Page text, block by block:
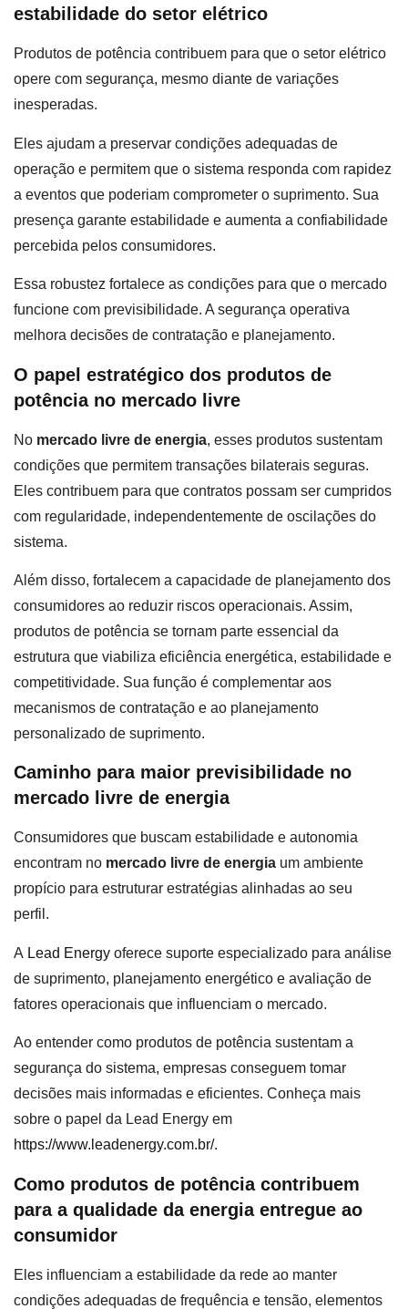
estabilidade do setor elétrico
Produtos de potência contribuem para que o setor elétrico
opere com segurança, mesmo diante de variações
inesperadas.
Eles ajudam a preservar condições adequadas de
operação e permitem que o sistema responda com rapidez
a eventos que poderiam comprometer o suprimento. Sua
presença garante estabilidade e aumenta a confiabilidade
percebida pelos consumidores.
Essa robustez fortalece as condições para que o mercado
funcione com previsibilidade. A segurança operativa
melhora decisões de contratação e planejamento.
O papel estratégico dos produtos de
potência no mercado livre
No mercado livre de energia, esses produtos sustentam
condições que permitem transações bilaterais seguras.
Eles contribuem para que contratos possam ser cumpridos
com regularidade, independentemente de oscilações do
sistema.
Além disso, fortalecem a capacidade de planejamento dos
consumidores ao reduzir riscos operacionais. Assim,
produtos de potência se tornam parte essencial da
estrutura que viabiliza eficiência energética, estabilidade e
competitividade. Sua função é complementar aos
mecanismos de contratação e ao planejamento
personalizado de suprimento.
Caminho para maior previsibilidade no
mercado livre de energia
Consumidores que buscam estabilidade e autonomia
encontram no mercado livre de energia um ambiente
propício para estruturar estratégias alinhadas ao seu
perfil.
A Lead Energy oferece suporte especializado para análise
de suprimento, planejamento energético e avaliação de
fatores operacionais que influenciam o mercado.
Ao entender como produtos de potência sustentam a
segurança do sistema, empresas conseguem tomar
decisões mais informadas e eficientes. Conheça mais
sobre o papel da Lead Energy em
https://www.leadenergy.com.br/.
Como produtos de potência contribuem
para a qualidade da energia entregue ao
consumidor
Eles influenciam a estabilidade da rede ao manter
condições adequadas de frequência e tensão, elementos